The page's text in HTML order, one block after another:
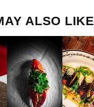
ALSO LIKE